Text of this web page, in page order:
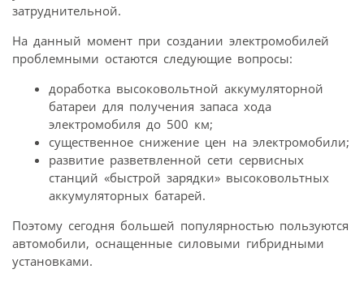
затруднительной.
На данный момент при создании электромобилей
проблемными остаются следующие вопросы:
доработка высоковольтной аккумуляторной
батареи для получения запаса хода
электромобиля до 500 км;
существенное снижение цен на электро­мобили;
развитие разветвленной сети сервисных
станций «быстрой зарядки» высоковольтных
аккумуляторных батарей.
Поэтому сегодня большей популярностью пользуются
автомобили, оснащенные силовыми гибридными
установками.